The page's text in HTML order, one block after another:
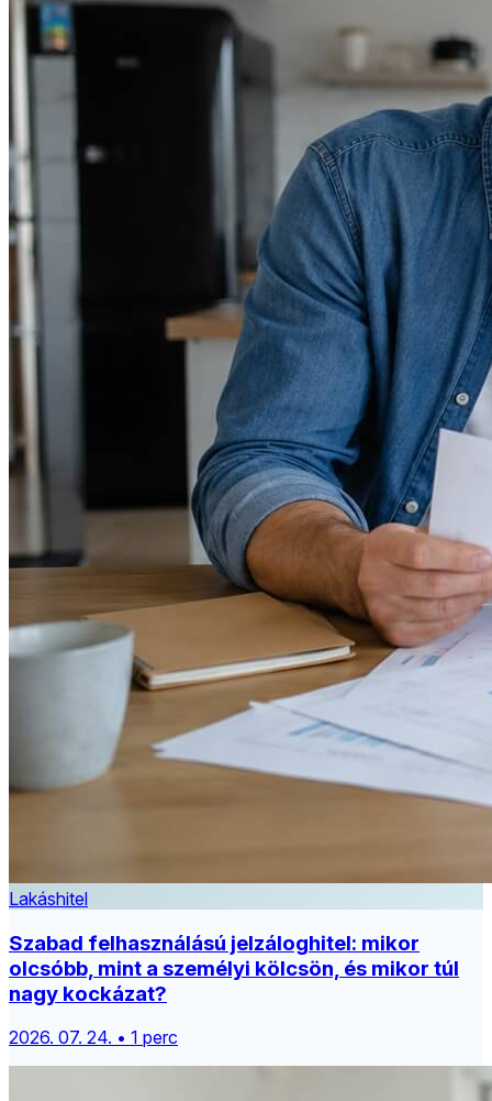
Lakáshitel
Szabad felhasználású jelzáloghitel: mikor
olcsóbb, mint a személyi kölcsön, és mikor túl
nagy kockázat?
2026. 07. 24. • 1 perc